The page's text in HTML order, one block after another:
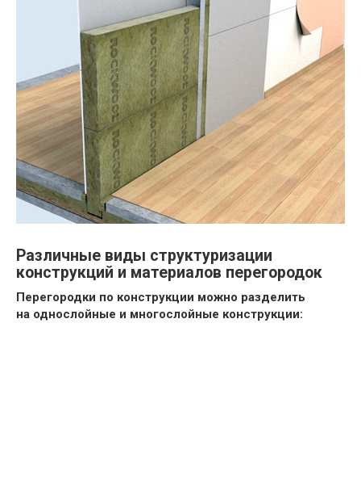
Различные виды структуризации
конструкций и материалов перегородок
Перегородки по конструкции можно разделить
на однослойные и многослойные конструкции: